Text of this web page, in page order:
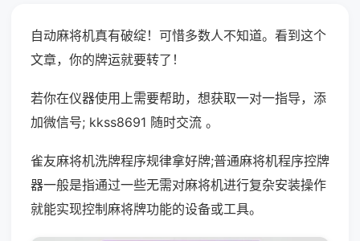
自动麻将机真有破绽！可惜多数人不知道。看到这个
文章，你的牌运就要转了！
若你在仪器使用上需要帮助，想获取一对一指导，添
加微信号; kkss8691 随时交流 。
雀友麻将机洗牌程序规律拿好牌;普通麻将机程序控牌
器一般是指通过一些无需对麻将机进行复杂安装操作
就能实现控制麻将牌功能的设备或工具。